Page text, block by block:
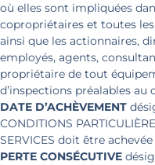
où elles sont impliquées
copropriétaires et toutes les
ainsi que les actionnaires,
employés, agents,
propriétaire de tout
d’inspections préalables au
DATE D’ACHÈVEMENT
CONDITIONS
SERVICES doit être
PERTE CONSÉCUTIVE